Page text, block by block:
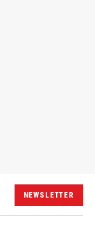
NEWSLETTER